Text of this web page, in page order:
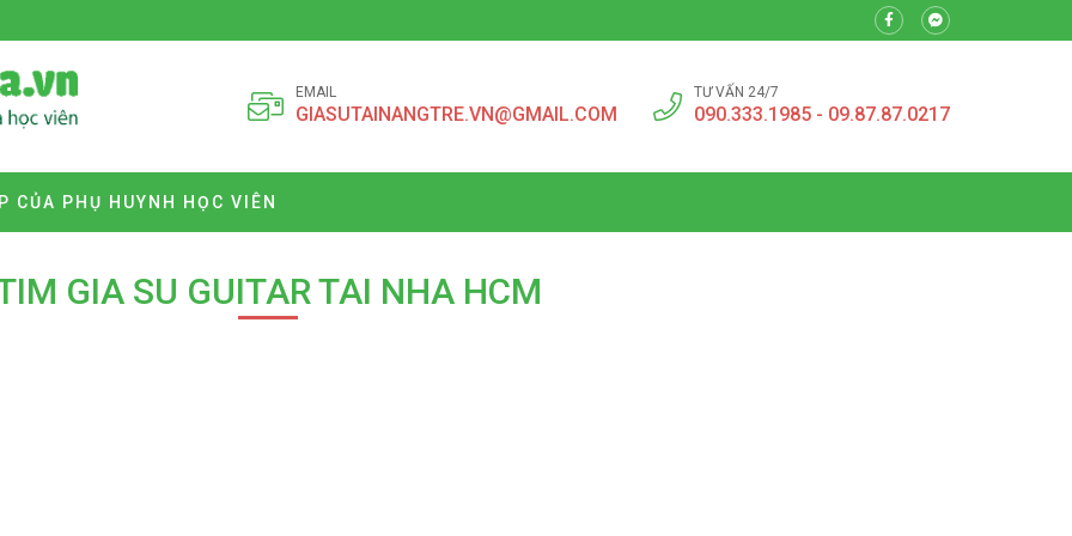
EMAIL
GIASUTAINANGTRE.VN@GMAIL.COM
TƯ VẤN 24/7
090.333.1985 - 09.87.87.0217
CỦA PHỤ HUYNH HỌC VIÊN
GIA SU GUITAR TAI NHA HCM